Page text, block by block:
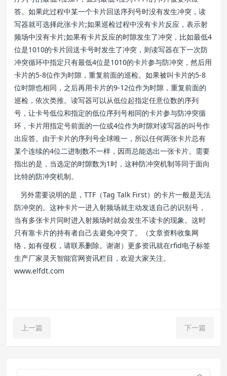
答。如果此过程中某一个卡片回送序列号时没有发生冲突，读
写器就可选择此张卡片;如果巡检过程中没有卡片反应，表示射
频场中没有卡片;如果有卡片反应的时隙发生了冲突，比如最低4
位是1010的卡片回送卡号时发生了冲突，则读写器在下一次防
冲突循环中指定只有最低4位是1010的卡片参与防冲突，然后用
卡片的5-8位作为时隙，重复前面的巡检。如果被叫卡片的5-8
位时隙也相同，之后再用卡片的9-12位作为时隙，重复前面的
巡检，依次类推。读写器可以从低位起指定任意位数的序列
号，让卡号低位和指定的低位序列号相同的卡片参与防冲突循
环，卡片用指定号前面的一位或4位作为时隙对读写器的叫号作
出应答。由于卡片的序列号全球唯一，所以任何两张卡片总有
某个连续的4位二进制数不一样，因而总能选出一张卡片。需要
指出的是，当选定的时隙数为1时，这种防冲突机制等同于面向
比特的防冲突机制。
另外需要说明的是，TTF（Tag Talk First）的卡片一般是无法
防冲突的。这种卡片一进入射频场就主动发送自己的识别号，
当有多张卡片同时进入射频场时就会发生不读卡的现象。这时
只有靠卡片的持有者自己去避免冲突了。（文章资料收集网
络，如有侵权，请联系删除。谢谢）更多资讯就在rfid电子标签
生产厂家灵天智能官网资讯栏目，欢迎大家关注。
www.elfdt.com
上一篇 下一篇